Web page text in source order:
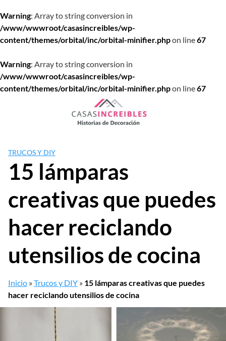
Warning: Array to string conversion in
/www/wwwroot/casasincreibles/wp-
content/themes/orbital/inc/orbital-minifier.phpon line67
Warning: Array to string conversion in
/www/wwwroot/casasincreibles/wp-
content/themes/orbital/inc/orbital-minifier.phpon line67
TRUCOS Y DIY
15 lámparas
creativas que puedes
hacer reciclando
utensilios de cocina
Inicio »Trucos y DIY » 15 lámparas creativas que puedes
hacer reciclando utensilios de cocina